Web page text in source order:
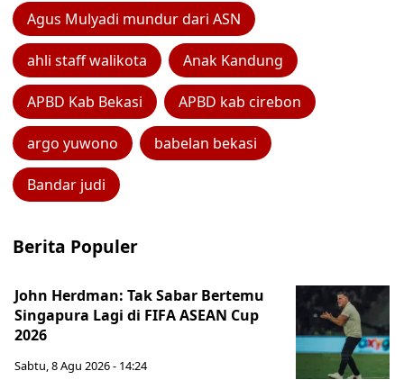
Agus Mulyadi mundur dari ASN
ahli staff walikota Anak Kandung
APBD Kab Bekasi APBD kab cirebon
argo yuwono babelan bekasi
Bandar judi
Berita Populer
John Herdman: Tak Sabar Bertemu
Singapura Lagi di FIFA ASEAN Cup
2026
Sabtu, 8 Agu 2026 - 14:24